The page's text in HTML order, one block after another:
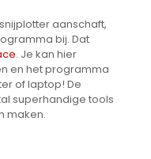
aanschaft,
bij. Dat
. Je kan hier
en het programma
of laptop! De
superhandige tools
maken.